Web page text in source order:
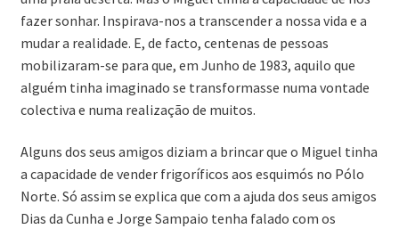
fazer sonhar. Inspirava-nos a transcender a nossa vida e a
mudar a realidade. E, de facto, centenas de pessoas
mobilizaram-se para que, em Junho de 1983, aquilo que
alguém tinha imaginado se transformasse numa vontade
colectiva e numa realização de muitos.
Alguns dos seus amigos diziam a brincar que o Miguel tinha
a capacidade de vender frigoríficos aos esquimós no Pólo
Norte. Só assim se explica que com a ajuda dos seus amigos
Dias da Cunha e Jorge Sampaio tenha falado com os